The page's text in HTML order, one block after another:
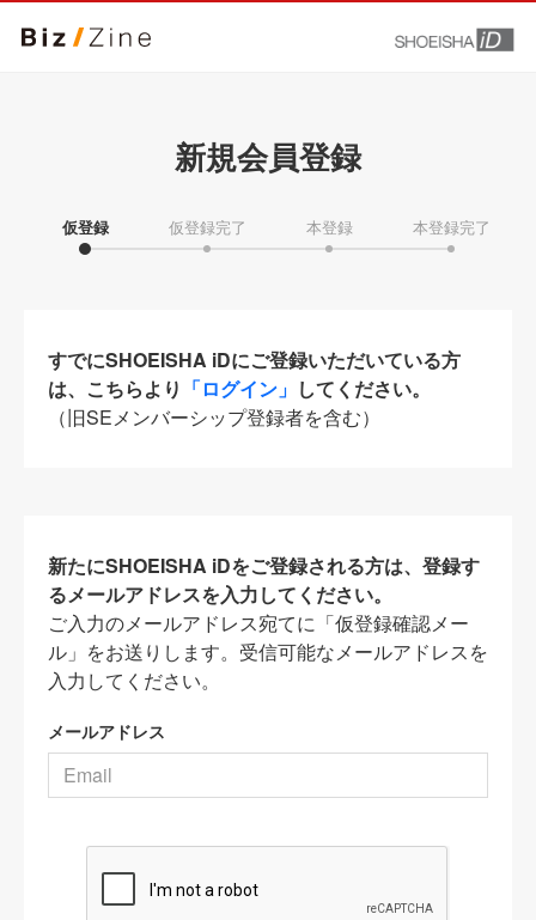
新規会員登録
仮登録 仮登録完了 本登録 本登録完了
すでにSHOEISHA iDにご登録いただいている方
は、こちらより 「ログイン」 してください。
（旧SEメンバーシップ登録者を含む）
新たにSHOEISHA iDをご登録される方は、登録す
るメールアドレスを入力してください。
ご入力のメールアドレス宛てに「仮登録確認メー
ル」をお送りします。受信可能なメールアドレスを
入力してください。
メールアドレス